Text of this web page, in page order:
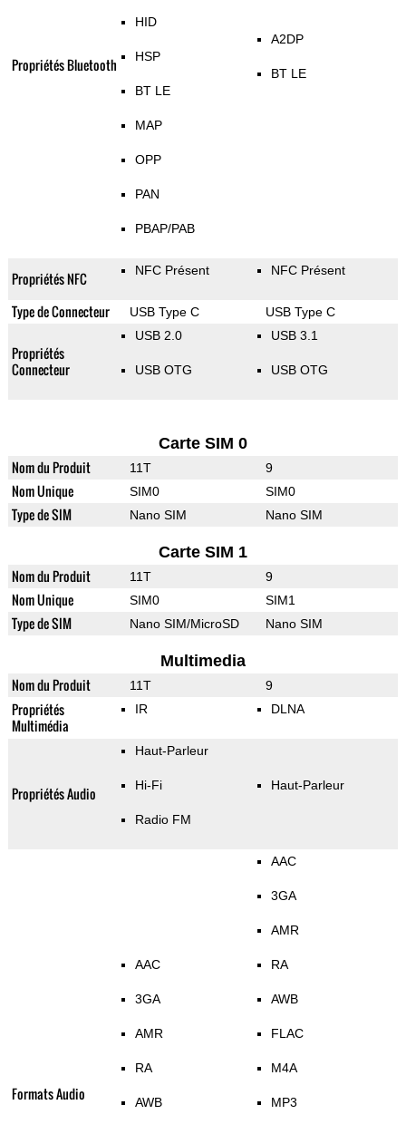
Propriétés Bluetooth
HID
HSP
BT LE
MAP
OPP
PAN
PBAP/PAB
A2DP
BT LE
Propriétés NFC NFC Présent NFC Présent
Type de Connecteur USB Type C USB Type C
Propriétés
Connecteur
USB 2.0
USB OTG
USB 3.1
USB OTG
Carte SIM 0
Nom du Produit 11T 9
Nom Unique SIM0 SIM0
Type de SIM Nano SIM Nano SIM
Carte SIM 1
Nom du Produit 11T 9
Nom Unique SIM0 SIM1
Type de SIM Nano SIM/MicroSD Nano SIM
Multimedia
Nom du Produit 11T 9
Propriétés
Multimédia
IR DLNA
Propriétés Audio
Haut-Parleur
Hi-Fi
Radio FM
Haut-Parleur
Formats Audio
AAC
3GA
AMR
RA
AWB
AAC
3GA
AMR
RA
AWB
FLAC
M4A
MP3